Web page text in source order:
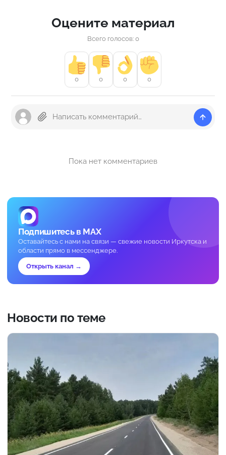
Оцените материал
Всего голосов: 0
0 0 0 0
Пока нет комментариев
Подпишитесь в MAX
Оставайтесь с нами на связи — свежие новости Иркутска и
области прямо в мессенджере.
Открыть канал →
Новости по теме